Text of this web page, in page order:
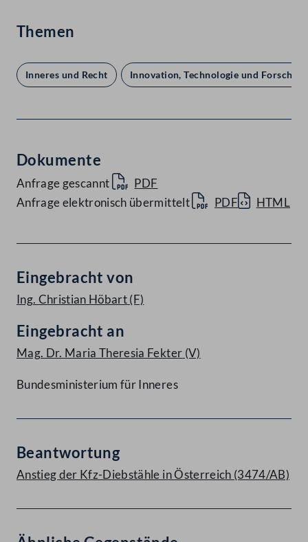
Themen
Inneres und Recht Innovation, Technologie und
Dokumente
Anfrage gescannt
PDF
Anfrage elektronisch übermittelt
PDF HTML
Eingebracht von
Ing. Christian Höbart(F)
Eingebracht an
Mag. Dr. Maria Theresia Fekter (V)
Bundesministerium für Inneres
Beantwortung
Anstieg der Kfz-Diebstähle in Österreich (3474/AB)